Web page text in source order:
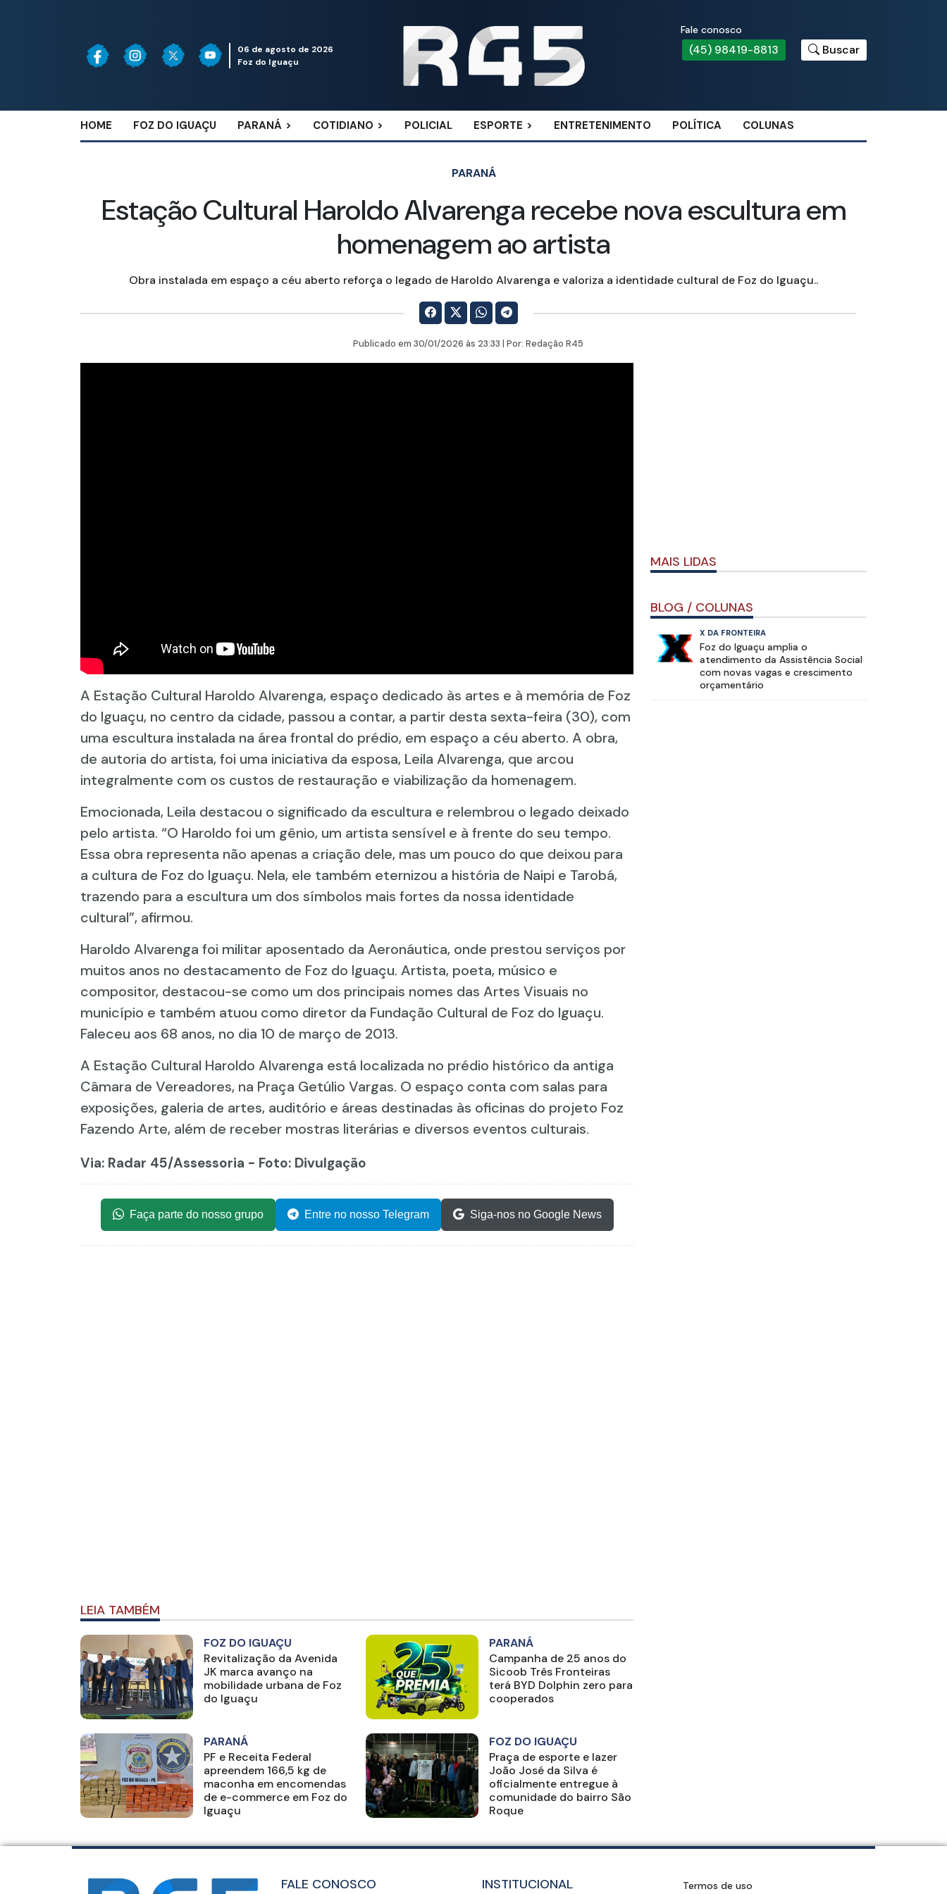
06 de agosto de 2026
Foz do Iguaçu
Fale conosco
(45) 98419-8813 Buscar
HOME FOZ DO IGUAÇU PARANÁ COTIDIANO POLICIAL ESPORTE ENTRETENIMENTO POLÍTICA COLUNAS
PARANÁ
Estação Cultural Haroldo Alvarenga recebe nova escultura em
homenagem ao artista
Obra instalada em espaço a céu aberto reforça o legado de Haroldo Alvarenga e valoriza a identidade cultural de Foz do Iguaçu..
Publicado em 30/01/2026 às 23:33 | Por: Redação R45
A Estação Cultural Haroldo Alvarenga, espaço dedicado às artes e à memória de Foz
do Iguaçu, no centro da cidade, passou a contar, a partir desta sexta-feira (30), com
uma escultura instalada na área frontal do prédio, em espaço a céu aberto. A obra,
de autoria do artista, foi uma iniciativa da esposa, Leila Alvarenga, que arcou
integralmente com os custos de restauração e viabilização da homenagem.
Emocionada, Leila destacou o significado da escultura e relembrou o legado deixado
pelo artista. “O Haroldo foi um gênio, um artista sensível e à frente do seu tempo.
Essa obra representa não apenas a criação dele, mas um pouco do que deixou para
a cultura de Foz do Iguaçu. Nela, ele também eternizou a história de Naipi e Tarobá,
trazendo para a escultura um dos símbolos mais fortes da nossa identidade
cultural”, afirmou.
Haroldo Alvarenga foi militar aposentado da Aeronáutica, onde prestou serviços por
muitos anos no destacamento de Foz do Iguaçu. Artista, poeta, músico e
compositor, destacou-se como um dos principais nomes das Artes Visuais no
município e também atuou como diretor da Fundação Cultural de Foz do Iguaçu.
Faleceu aos 68 anos, no dia 10 de março de 2013.
A Estação Cultural Haroldo Alvarenga está localizada no prédio histórico da antiga
Câmara de Vereadores, na Praça Getúlio Vargas. O espaço conta com salas para
exposições, galeria de artes, auditório e áreas destinadas às oficinas do projeto Foz
Fazendo Arte, além de receber mostras literárias e diversos eventos culturais.
Via: Radar 45/Assessoria - Foto: Divulgação
Faça parte do nosso grupo Entre no nosso Telegram Siga-nos no Google News
MAIS LIDAS
BLOG / COLUNAS
X DA FRONTEIRA
Foz do Iguaçu amplia o
atendimento da Assistência Social
com novas vagas e crescimento
orçamentário
LEIA TAMBÉM
FOZ DO IGUAÇU
Revitalização da Avenida
JK marca avanço na
mobilidade urbana de Foz
do Iguaçu
PARANÁ
Campanha de 25 anos do
Sicoob Três Fronteiras
terá BYD Dolphin zero para
cooperados
PARANÁ
PF e Receita Federal
apreendem 166,5 kg de
maconha em encomendas
de e-commerce em Foz do
Iguaçu
FOZ DO IGUAÇU
Praça de esporte e lazer
João José da Silva é
oficialmente entregue à
comunidade do bairro São
Roque
FALE CONOSCO INSTITUCIONAL Termos de uso